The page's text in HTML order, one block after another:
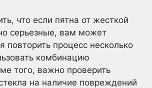
что если пятна от жесткой
серьезные, вам может
повторить процесс несколько
комбинацию
того, важно проверить
на наличие повреждений